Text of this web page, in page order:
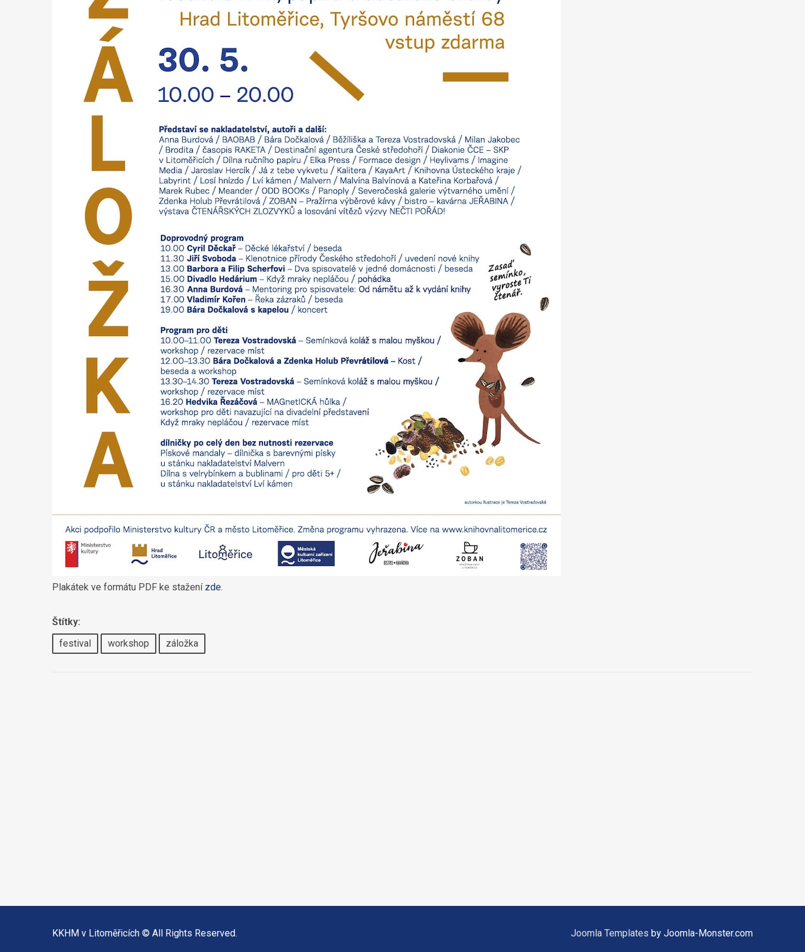
Plakátek ve formátu PDF ke stažení zde.
Štítky:
festival
workshop záložka
KKHM v Litoměřicích © All Rights Reserved. Joomla Templates by Joomla-Monster.com